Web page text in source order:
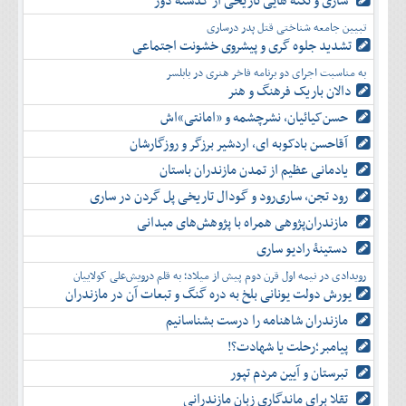
بهمن
اسفند
آذر
دی
بهمن
اسفند
تبیین جامعه شناختی قتل پدر درساری
تشدید جلوه‌ گری و پیشروی خشونت اجتماعی
به مناسبت اجرای دو برنامه فاخر هنری در بابلسر
دالان باریک فرهنگ و هنر
حسن‌کیائیان، نشرچشمه و «امانتی»اش
آقاحسن بادکوبه ای، اردشیر برزگر و روزگارشان
یادمانی عظیم از تمدن مازندران باستان
رود تجن، ساری‌رود و گودال تاریخی پل گردن در ساری
مازندران‌پژوهی همراه با پژوهش‌های میدانی
دستینۀ رادیو ساری
رویدادی در نیمه اول قرن دوم پیش از میلاد؛ به قلم درویش‌علی کولاییان
یورش دولت یونانی بلخ به دره گنگ و تبعات آن در مازندران
مازندران شاهنامه را درست بشناسانیم
پیامبر؛رحلت یا شهادت؟!
تبرستان و آیین مردم تپور
تقلا برای ماندگاری زبان مازندرانی